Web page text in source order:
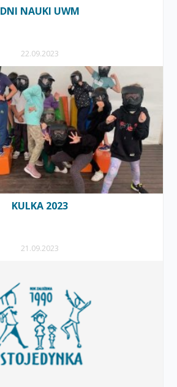
DNI NAUKI UWM
22.09.2023
KULKA 2023
21.09.2023